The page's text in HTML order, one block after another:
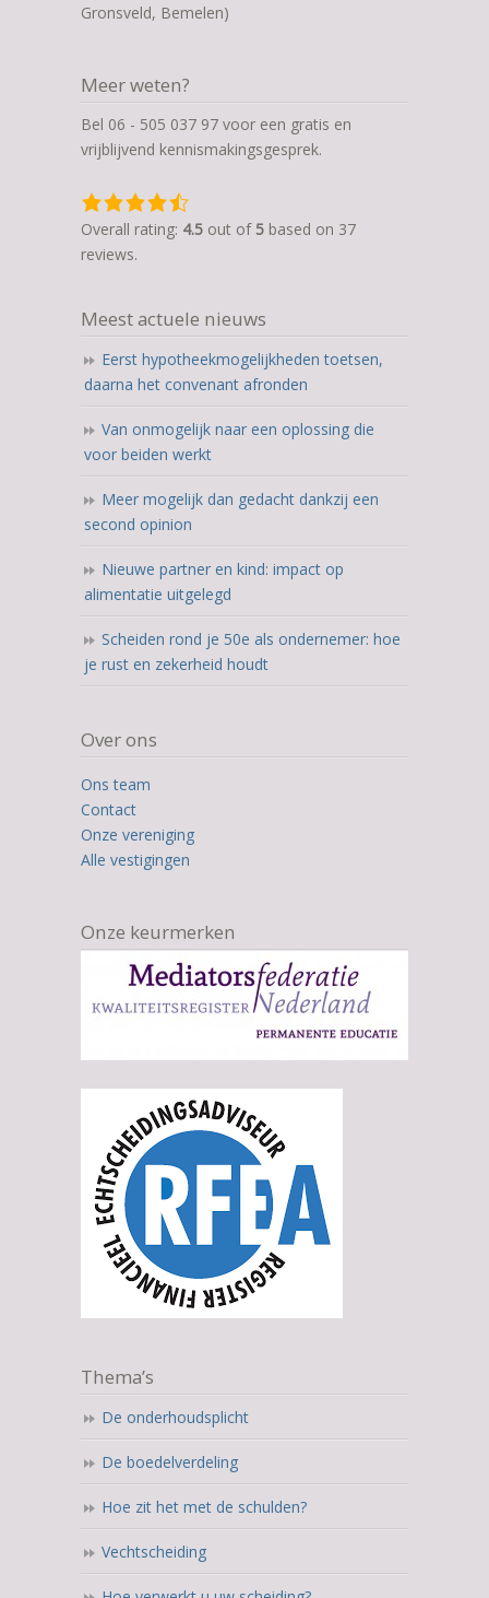
Gronsveld, Bemelen)
Meer weten?
Bel 06 - 505 037 97 voor een gratis en
vrijblijvend kennismakingsgesprek.
4,5
rating
based
ratings
Overall rating: 4.5 out of 5 based on 37
reviews.
Meest actuele nieuws
Eerst hypotheekmogelijkheden toetsen,
daarna het convenant afronden
Van onmogelijk naar een oplossing die
voor beiden werkt
Meer mogelijk dan gedacht dankzij een
second opinion
Nieuwe partner en kind: impact op
alimentatie uitgelegd
Scheiden rond je 50e als ondernemer: hoe
je rust en zekerheid houdt
Over ons
Ons team
Contact
Onze vereniging
Alle vestigingen
Onze keurmerken
Thema’s
De onderhoudsplicht
De boedelverdeling
Hoe zit het met de schulden?
Vechtscheiding